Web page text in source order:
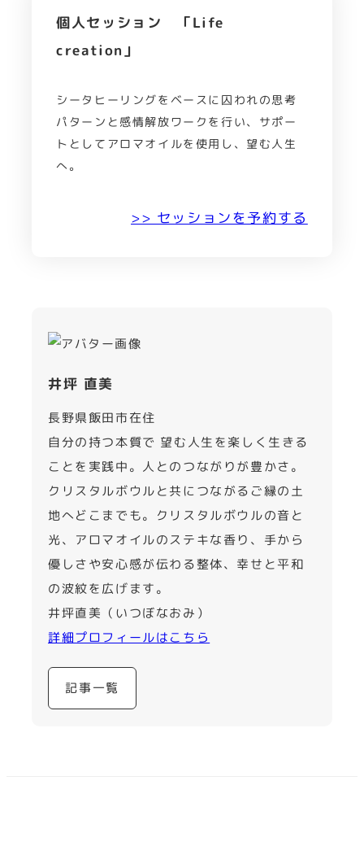
個人セッション 「Life
creation」
シータヒーリングをベースに囚われの思考
パターンと感情解放ワークを行い、サポー
トとしてアロマオイルを使用し、望む人生
へ。
>> セッションを予約する
井坪 直美
長野県飯田市在住
自分の持つ本質で 望む人生を楽しく生きる
ことを実践中。人とのつながりが豊かさ。
クリスタルボウルと共につながるご縁の土
地へどこまでも。クリスタルボウルの音と
光、アロマオイルのステキな香り、手から
優しさや安心感が伝わる整体、幸せと平和
の波紋を広げます。
井坪直美（いつぼなおみ）
詳細プロフィールはこちら
記事一覧